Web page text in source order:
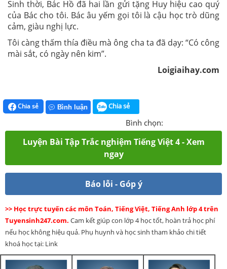
Sinh thời, Bác Hồ đã hai lần gửi tặng Huy hiệu cao quý
của Bác cho tôi. Bác âu yếm gọi tôi là cậu học trò dũng
cảm, giàu nghị lực.
Tôi càng thấm thía điều mà ông cha ta đã dạy: “Có công
mài sắt, có ngày nên kim”.
Loigiaihay.com
Chia sẻ Bình luận Chia sẻ
Bình chọn:
Luyện Bài Tập Trắc nghiệm Tiếng Việt 4 - Xem
ngay
Báo lỗi - Góp ý
>> Học trực tuyến các môn Toán, Tiếng Việt, Tiếng Anh lớp 4 trên
Tuyensinh247.com. Cam kết giúp con lớp 4 học tốt, hoàn trả học phí
nếu học không hiệu quả. Phụ huynh và học sinh tham khảo chi tiết
khoá học tại: Link